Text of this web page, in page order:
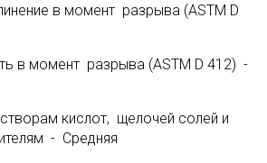
в момент разрыва (ASTM D
в момент разрыва (ASTM D 412) -
кислот, щелочей солей и
- Средняя